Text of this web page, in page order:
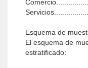
Esquema de
El esquema de
estratificado: